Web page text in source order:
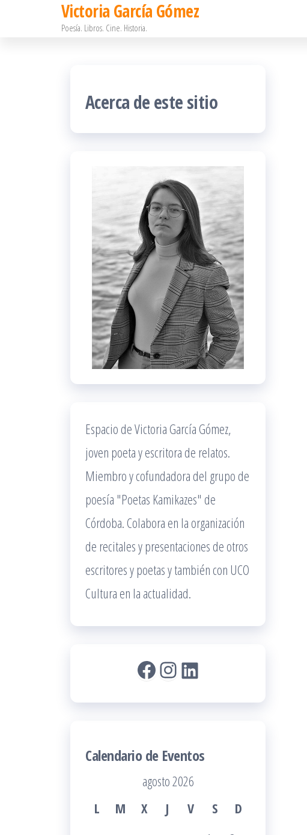
Victoria García Gómez
Poesía. Libros. Cine. Historia.
Acerca de este sitio
Espacio de Victoria García Gómez,
joven poeta y escritora de relatos.
Miembro y cofundadora del grupo de
poesía "Poetas Kamikazes" de
Córdoba. Colabora en la organización
de recitales y presentaciones de otros
escritores y poetas y también con UCO
Cultura en la actualidad.
Facebook
Instagram
LinkedIn
Calendario de Eventos
agosto 2026
L
M X J V S
D